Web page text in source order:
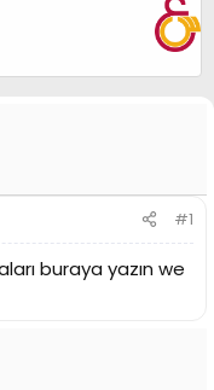
#1
buraya yazın we